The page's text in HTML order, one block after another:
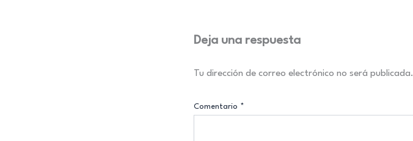
Deja una respuesta
Tu dirección de correo electrónico no será publicada.
Comentario *